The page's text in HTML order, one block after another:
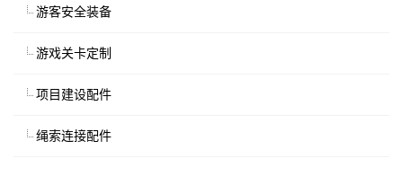
游客安全装备
游戏关卡定制
项目建设配件
绳索连接配件